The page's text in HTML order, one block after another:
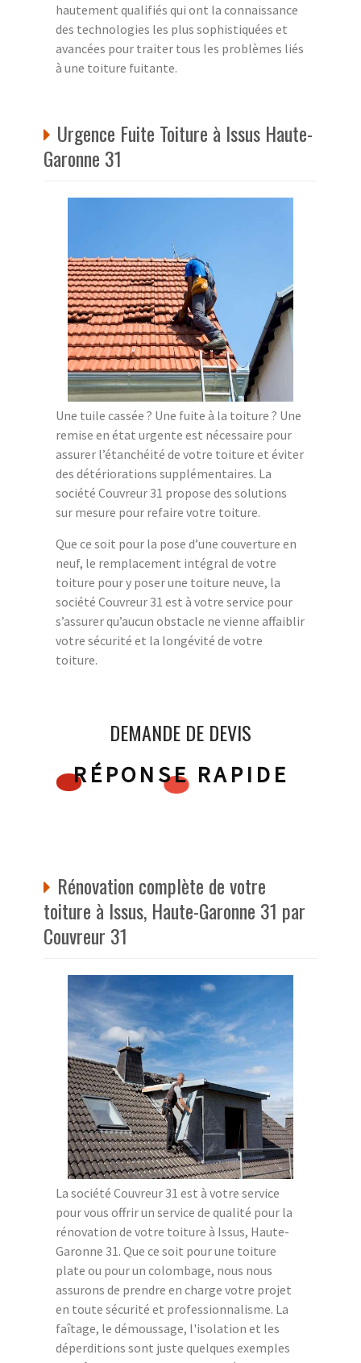
hautement qualifiés qui ont la connaissance
des technologies les plus sophistiquées et
avancées pour traiter tous les problèmes liés
à une toiture fuitante.
Urgence Fuite Toiture à Issus Haute-
Garonne 31
Une tuile cassée ? Une fuite à la toiture ? Une
remise en état urgente est nécessaire pour
assurer l’étanchéité de votre toiture et éviter
des détériorations supplémentaires. La
société Couvreur 31 propose des solutions
sur mesure pour refaire votre toiture.
Que ce soit pour la pose d’une couverture en
neuf, le remplacement intégral de votre
toiture pour y poser une toiture neuve, la
société Couvreur 31 est à votre service pour
s’assurer qu’aucun obstacle ne vienne affaiblir
votre sécurité et la longévité de votre
toiture.
DEMANDE DE DEVIS
RÉPONSE RAPIDE
Rénovation complète de votre
toiture à Issus, Haute-Garonne 31 par
Couvreur 31
La société Couvreur 31 est à votre service
pour vous offrir un service de qualité pour la
rénovation de votre toiture à Issus, Haute-
Garonne 31. Que ce soit pour une toiture
plate ou pour un colombage, nous nous
assurons de prendre en charge votre projet
en toute sécurité et professionnalisme. La
faîtage, le démoussage, l'isolation et les
déperditions sont juste quelques exemples